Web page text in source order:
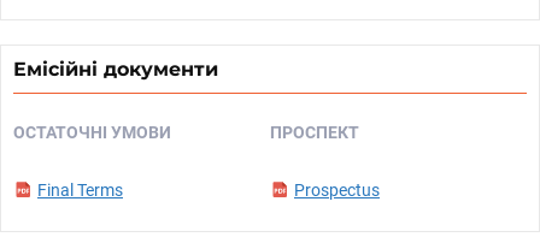
Емісійні документи
ОСТАТОЧНІ УМОВИ
Final Terms
ПРОСПЕКТ
Prospectus